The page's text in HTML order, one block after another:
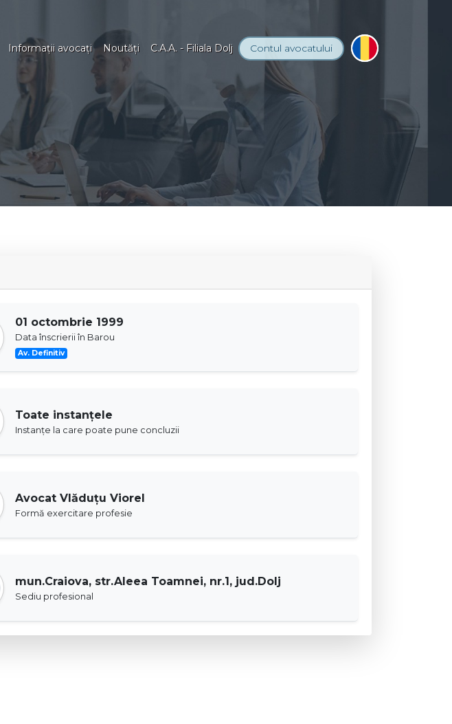
Informaţii avocaţi Noutăţi C.A.A. - Filiala Dolj Contul avocatului
01 octombrie 1999
Data înscrierii în Barou
Av. Definitiv
Toate instanţele
Instanţe la care poate pune concluzii
Avocat Vlăduţu Viorel
Formă exercitare profesie
mun.Craiova, str.Aleea Toamnei, nr.1, jud.Dolj
Sediu profesional